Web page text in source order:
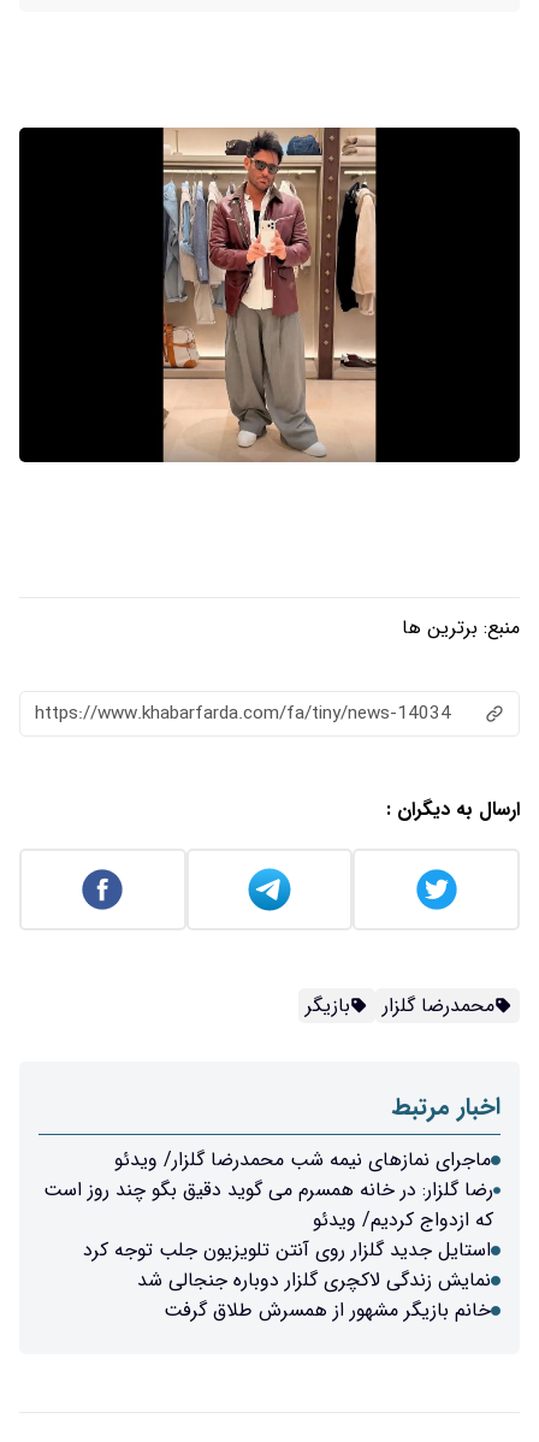
منبع: برترین ها
https://www.khabarfarda.com/fa/tiny/news-14034
ارسال به دیگران :
محمدرضا گلزار بازیگر
اخبار مرتبط
ماجرای نمازهای نیمه شب محمدرضا گلزار/ ویدئو
رضا گلزار: در خانه همسرم می گوید دقیق بگو چند روز است
که ازدواج کردیم/ ویدئو
استایل جدید گلزار روی آنتن تلویزیون جلب توجه کرد
نمایش زندگی لاکچری گلزار دوباره جنجالی شد
خانم بازیگر مشهور از همسرش طلاق گرفت